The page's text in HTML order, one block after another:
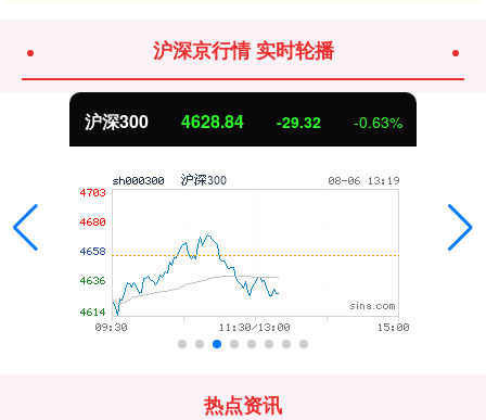
沪深京行情 实时轮播
北证50 1114.69 -4.77 -0.43%
热点资讯